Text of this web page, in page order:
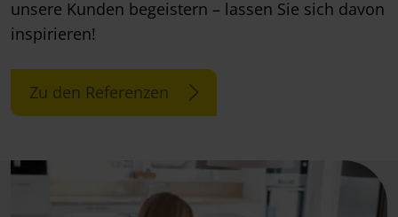
unsere Kunden begeistern – lassen Sie sich davon
inspirieren!
Zu den Referenzen